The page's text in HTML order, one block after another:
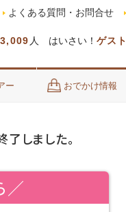
人 はいさい！ ゲスト
よくある質問・お問合せ
ー おでかけ情報
しました。
／